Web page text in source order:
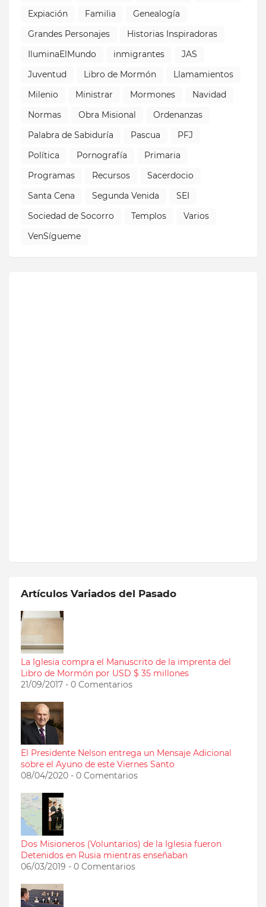
Expiación
Familia
Genealogía
Grandes Personajes
Historias Inspiradoras
IluminaElMundo
inmigrantes
JAS
Juventud
Libro de Mormón
Llamamientos
Milenio
Ministrar Mormones
Navidad
Normas
Obra Misional
Ordenanzas
Palabra de Sabiduría
Pascua
PFJ
Política
Pornografía
Primaria
Programas
Recursos
Sacerdocio
Santa Cena
Segunda Venida
SEI
Sociedad de Socorro
Templos
Varios
VenSígueme
Artículos Variados del Pasado
La Iglesia compra el Manuscrito de la imprenta del
Libro de Mormón por USD $ 35 millones
21/09/2017 - 0 Comentarios
El Presidente Nelson entrega un Mensaje Adicional
sobre el Ayuno de este Viernes Santo
08/04/2020 - 0 Comentarios
Dos Misioneros (Voluntarios) de la Iglesia fueron
Detenidos en Rusia mientras enseñaban
06/03/2019 - 0 Comentarios